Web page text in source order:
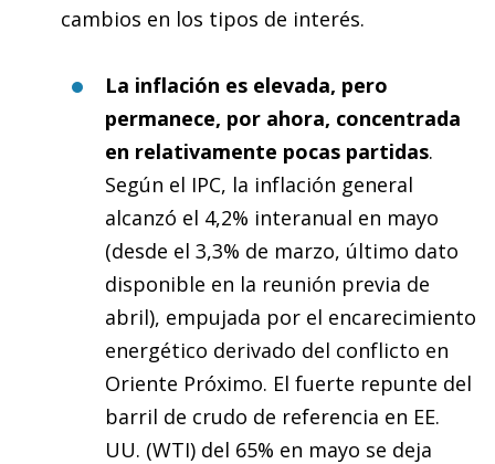
cambios en los tipos de interés.
La inflación es elevada, pero
permanece, por ahora, concentrada
en relativamente pocas partidas.
Según el IPC, la inflación general
alcanzó el 4,2% interanual en mayo
(desde el 3,3% de marzo, último dato
disponible en la reunión previa de
abril), empujada por el encarecimiento
energético derivado del conflicto en
Oriente Próximo. El fuerte repunte del
barril de crudo de referencia en EE.
UU. (WTI) del 65% en mayo se deja